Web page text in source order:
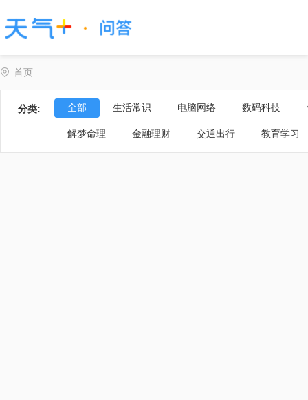
首页
分类: 全部 生活常识 电脑网络 数码科技
解梦命理 金融理财 交通出行 教育学习